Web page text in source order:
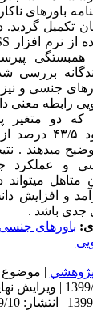
باورهای
تکمیل گردید.
از نرم­ افزار
بررسی شد
جنسی و نیز
رابطه معنی دار
دو متغیر
پژوهش، حدود ۴۳/
می­دهند .
و عملکرد
متاهل می­تواند
و افزایش
باشد .
باورهای جنسی،
| موضوع